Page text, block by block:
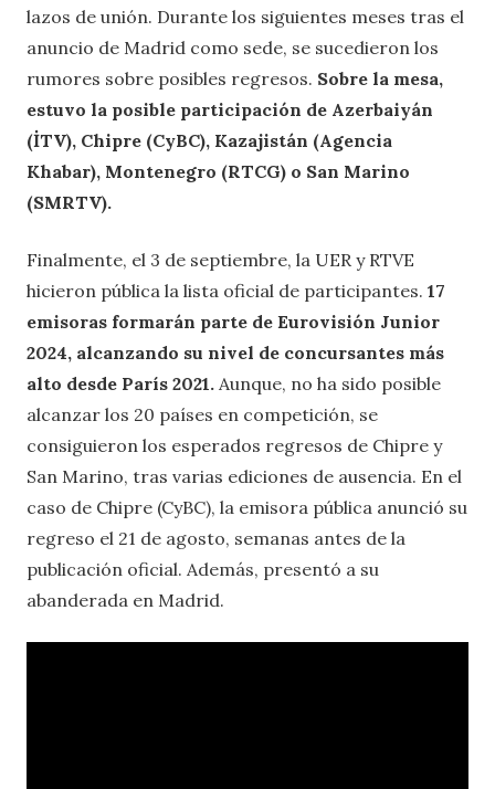
lazos de unión. Durante los siguientes meses tras el
anuncio de Madrid como sede, se sucedieron los
rumores sobre posibles regresos. Sobre la mesa,
estuvo la posible participación de Azerbaiyán
(İTV), Chipre (CyBC), Kazajistán (Agencia
Khabar), Montenegro (RTCG) o San Marino
(SMRTV).
Finalmente, el 3 de septiembre, la UER y RTVE
hicieron pública la lista oficial de participantes. 17
emisoras formarán parte de Eurovisión Junior
2024, alcanzando su nivel de concursantes más
alto desde París 2021. Aunque, no ha sido posible
alcanzar los 20 países en competición, se
consiguieron los esperados regresos de Chipre y
San Marino, tras varias ediciones de ausencia. En el
caso de Chipre (CyBC), la emisora pública anunció su
regreso el 21 de agosto, semanas antes de la
publicación oficial. Además, presentó a su
abanderada en Madrid.